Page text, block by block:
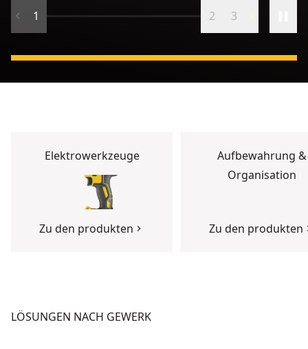
1
2 3
Elektrowerkzeuge
Zu den produkten
Aufbewahrung &
Organisation
Zu den produkten
LÖSUNGEN NACH GEWERK